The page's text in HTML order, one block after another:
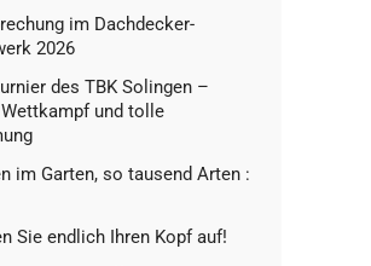
im Dachdecker-
2026
des TBK Solingen –
und tolle
im Garten, so tausend Arten :
Sie endlich Ihren Kopf auf!